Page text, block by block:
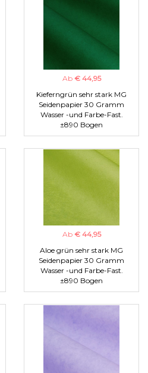
Ab € 44,95
Kieferngrün sehr stark MG
Seidenpapier 30 Gramm
Wasser -und Farbe-Fast.
±890 Bogen
Ab € 44,95
Aloe grün sehr stark MG
Seidenpapier 30 Gramm
Wasser -und Farbe-Fast.
±890 Bogen